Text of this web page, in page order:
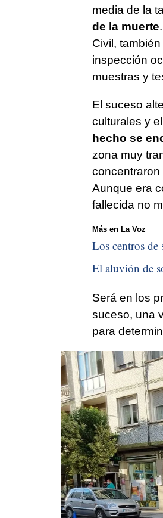
media de la
de la muerte
Civil,
inspección
muestras y
El suceso
culturales y
hecho se
zona muy
Aunque era
fallecida no
Más en La Voz
Los centros de
El aluvión de
Será en los
suceso, una
para